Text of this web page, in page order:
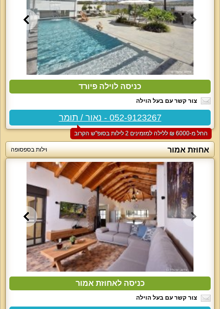
כניסה לוילה פיורד
צור קשר עם בעל הוילה
052-9123267 - נאור / תומר
החל מ-‏6000 ₪ ללילה למזמינים 2 לילות בסופ"ש הקרוב
אחוזת אמור וילות בספסופה
כניסה לאחוזת אמור
צור קשר עם בעל הוילה